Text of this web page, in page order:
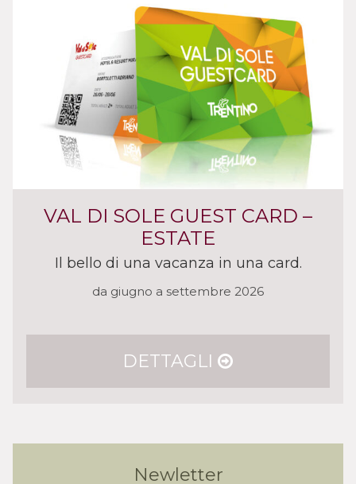
VAL DI SOLE GUEST CARD –
ESTATE
Il bello di una vacanza in una card.
da giugno a settembre 2026
DETTAGLI
Newletter